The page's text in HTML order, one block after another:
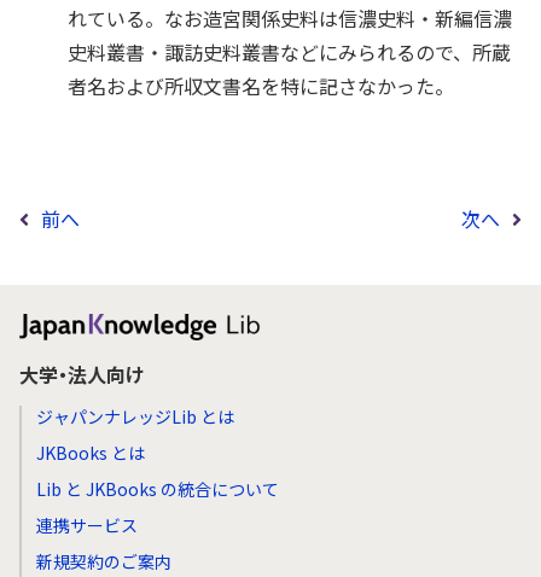
れている。なお造宮関係史料は信濃史料・新編信濃
史料叢書・諏訪史料叢書などにみられるので、所蔵
者名および所収文書名を特に記さなかった。
前へ 次へ
大学・法人向け
ジャパンナレッジLib とは
JKBooks とは
Lib と JKBooks の統合について
連携サービス
新規契約のご案内